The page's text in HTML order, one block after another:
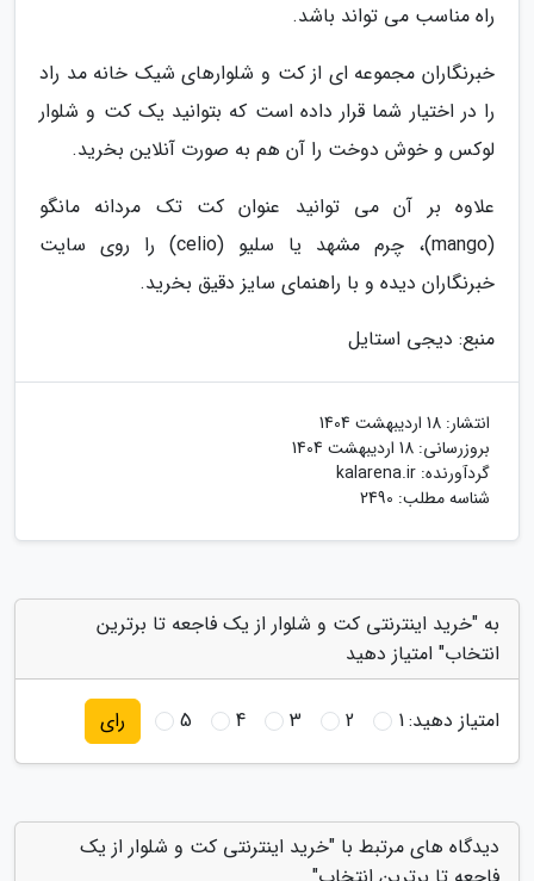
راه مناسب می تواند باشد.
خبرنگاران مجموعه ای از کت و شلوارهای شیک خانه مد راد
را در اختیار شما قرار داده است که بتوانید یک کت و شلوار
لوکس و خوش دوخت را آن هم به صورت آنلاین بخرید.
علاوه بر آن می توانید عنوان کت تک مردانه مانگو
(mango)، چرم مشهد یا سلیو (celio) را روی سایت
خبرنگاران دیده و با راهنمای سایز دقیق بخرید.
منبع: دیجی استایل
انتشار: 18 اردیبهشت 1404
بروزرسانی: 18 اردیبهشت 1404
گردآورنده: kalarena.ir
شناسه مطلب: 2490
به "خرید اینترنتی کت و شلوار از یک فاجعه تا برترین
انتخاب" امتیاز دهید
امتیاز دهید:1
2
3
4
5 رای
دیدگاه های مرتبط با "خرید اینترنتی کت و شلوار از یک